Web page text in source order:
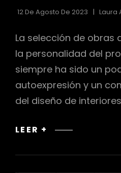
12 De Agosto De 2023 Laura
La selección de obras
la personalidad del
siempre ha sido un
autoexpresión y un
del diseño de
LEER +
LA
DE